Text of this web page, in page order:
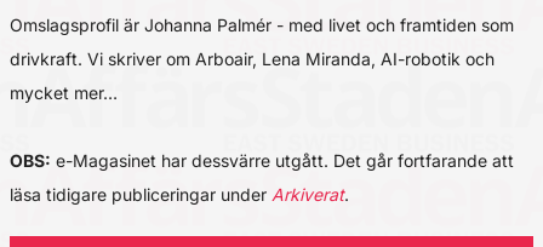
Omslagsprofil är Johanna Palmér - med livet och framtiden som
drivkraft. Vi skriver om Arboair, Lena Miranda, AI-robotik och
mycket mer…
OBS: e-Magasinet har dessvärre utgått. Det går fortfarande att
läsa tidigare publiceringar under Arkiverat.